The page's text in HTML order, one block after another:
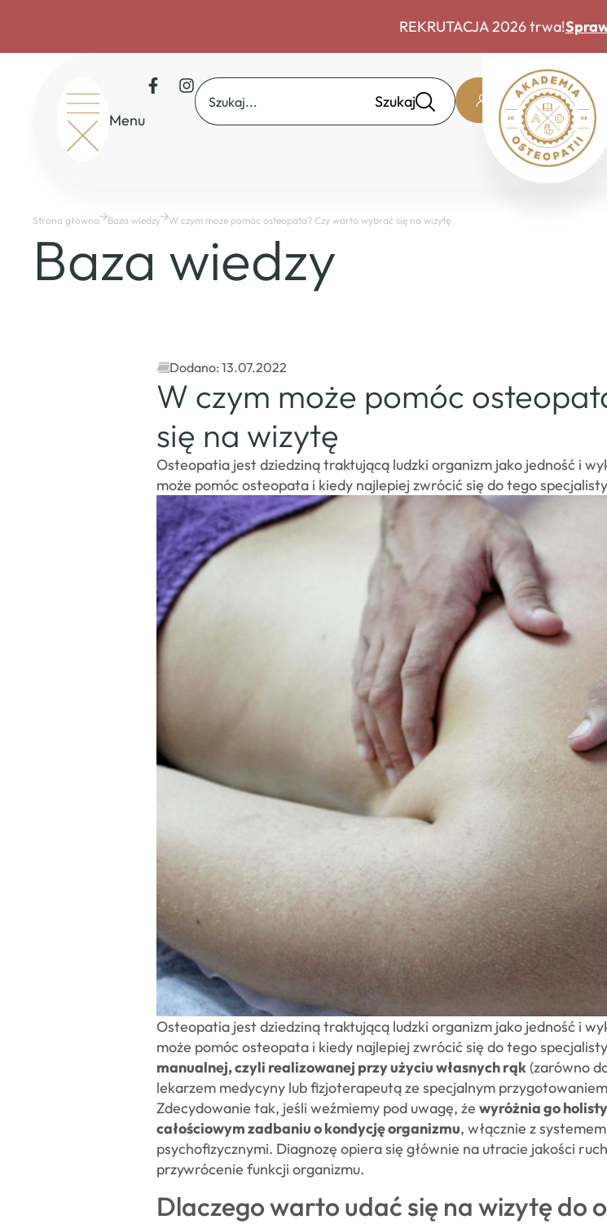
REKRUTACJA 2026 trwa!
Start
Drzwi otwarte
Dofinansowania
Master Course
Baza wiedzy
Menu
Szukaj Strefa słuchacza
Strona główna Baza wiedzy W czym może pomóc osteopata? Czy warto wybrać się na wizytę
Baza wiedzy
Dodano: 13.07.2022
W czym może pomóc
się na wizytę
Osteopatia jest dziedziną traktującą ludzki organizm jako jedność i
może pomóc osteopata i kiedy najlepiej zwrócić się do tego
Osteopatia jest dziedziną traktującą ludzki organizm jako jedność i
może pomóc osteopata i kiedy najlepiej zwrócić się do tego
manualnej, czyli realizowanej przy użyciu własnych rąk(zarówno
lekarzem medycyny lub fizjoterapeutą ze specjalnym
Zdecydowanie tak, jeśli weźmiemy pod uwagę, że wyróżnia go
całościowym zadbaniu o kondycję organizmu, włącznie z
psychofizycznymi. Diagnozę opiera się głównie na utracie jakości
przywrócenie funkcji organizmu.
Dlaczego warto udać się na wizytę do